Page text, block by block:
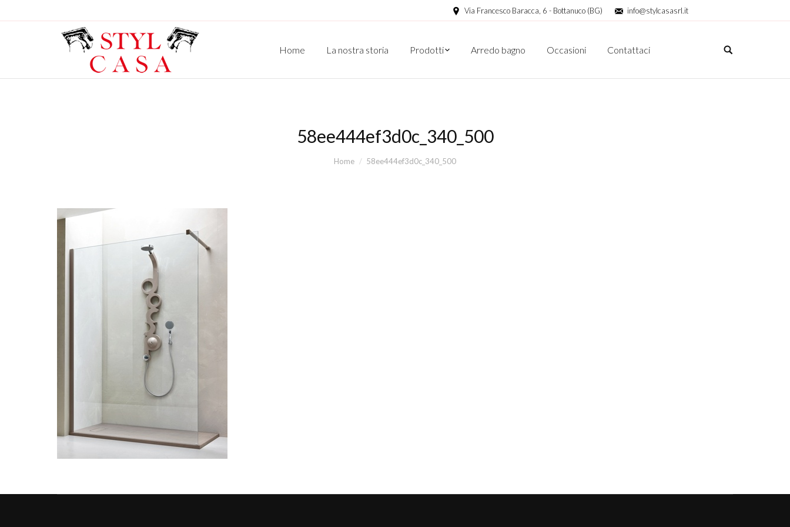
Via Francesco Baracca, 6 - Bottanuco (BG) info@stylcasasrl.it
Home La nostra storia Prodotti Arredo bagno Occasioni Contattaci
58ee444ef3d0c_340_500
Home 58ee444ef3d0c_340_500